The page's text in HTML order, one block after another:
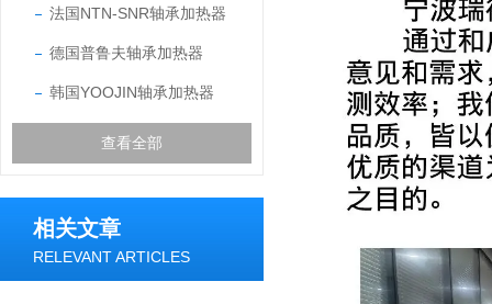
法国NTN-SNR轴承加热器
德国普鲁夫轴承加热器
韩国YOOJIN轴承加热器
查看全部
相关文章
RELEVANT ARTICLES